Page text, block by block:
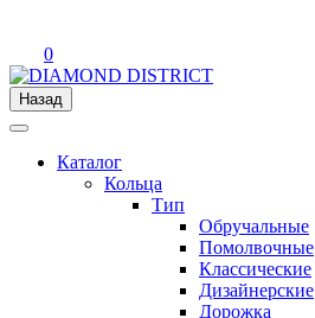
0
Назад
Каталог
Кольца
Тип
Обручальные
Помолвочные
Классические
Дизайнерские
Дорожка